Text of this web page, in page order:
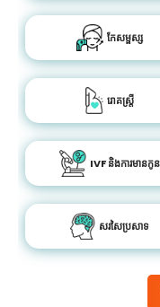
កែសម្ផស្ស
រោគស្ត្រី
IVF និងការមានកូន
សរសៃប្រសាទ